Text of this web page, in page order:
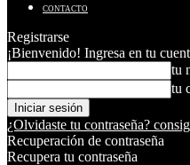
CONTACTO
Registrarse
¡Bienvenido! Ingresa en tu
tu
tu
¿Olvidaste tu contraseña?
Recuperación de contraseña
Recupera tu contraseña